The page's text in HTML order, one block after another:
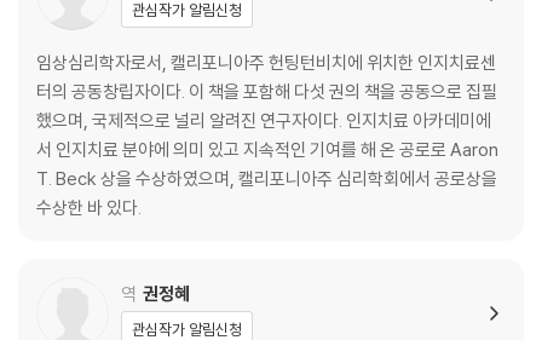
관심작가 알림신청
임상심리학자로서, 캘리포니아주 헌팅턴비치에 위치한 인지치료센
터의 공동창립자이다. 이 책을 포함해 다섯 권의 책을 공동으로 집필
했으며, 국제적으로 널리 알려진 연구자이다. 인지치료 아카데미에
서 인지치료 분야에 의미 있고 지속적인 기여를 해 온 공로로 Aaron
T. Beck 상을 수상하였으며, 캘리포니아주 심리학회에서 공로상을
수상한 바 있다.
역 권정혜
관심작가 알림신청